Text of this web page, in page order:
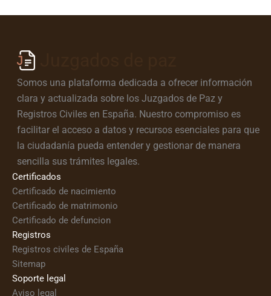
Somos una plataforma dedicada a ofrecer información
clara y actualizada sobre los Juzgados de Paz y
Registros Civiles en España. Nuestro compromiso es
facilitar el acceso a datos y recursos esenciales para que
la ciudadanía pueda entender y gestionar de manera
sencilla sus trámites legales.
Certificados
Certificado de nacimiento
Certificado de matrimonio
Certificado de defuncion
Registros
Registros civiles de España
Sitemap
Soporte legal
Aviso legal